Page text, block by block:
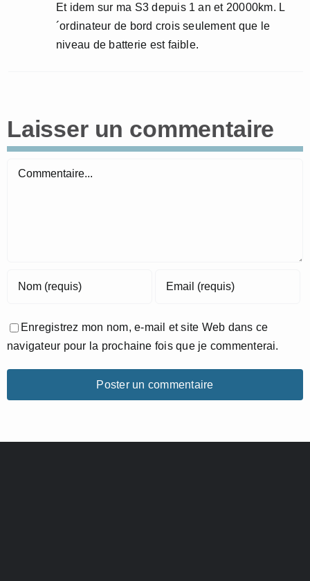
Et idem sur ma S3 depuis 1 an et 20000km. L
´ordinateur de bord crois seulement que le
niveau de batterie est faible.
Laisser un commentaire
Commentaire
Enregistrez mon nom, e-mail et site Web dans ce
navigateur pour la prochaine fois que je commenterai.